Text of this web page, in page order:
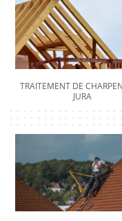
TRAITEMENT DE
JURA